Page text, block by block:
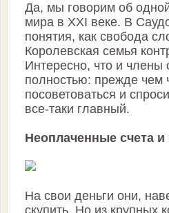
Да, мы говорим об
мира в XXI веке. В
понятия, как свобода
Королевская семья
Интересно, что и члены
полностью: прежде чем
посоветоваться и
все-таки главный.
Неоплаченные счета и
На свои деньги они,